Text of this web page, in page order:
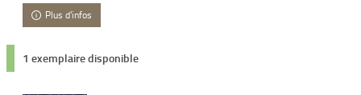
Plus d'infos
1 exemplaire disponible